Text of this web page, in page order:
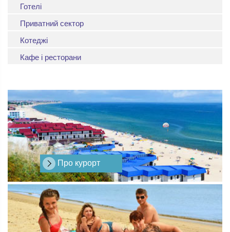
Готелі
Приватний сектор
Котеджі
Кафе і ресторани
Про курорт